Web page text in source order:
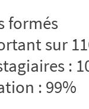
formés
sur
:
: 99%